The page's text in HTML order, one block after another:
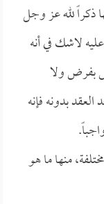
ذكراً لله عز وجل
لاشك في أنه
بفرض ولا
بدونه فإنه
منها ما هو